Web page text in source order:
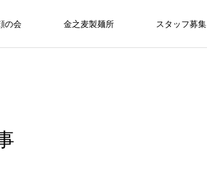
の会 金之麦製麺所 スタッフ募集